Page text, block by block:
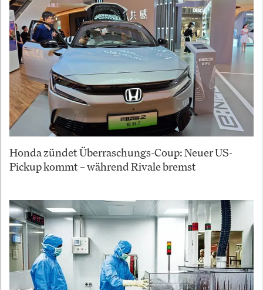
Honda zündet Überraschungs-Coup: Neuer US-
Pickup kommt – während Rivale bremst